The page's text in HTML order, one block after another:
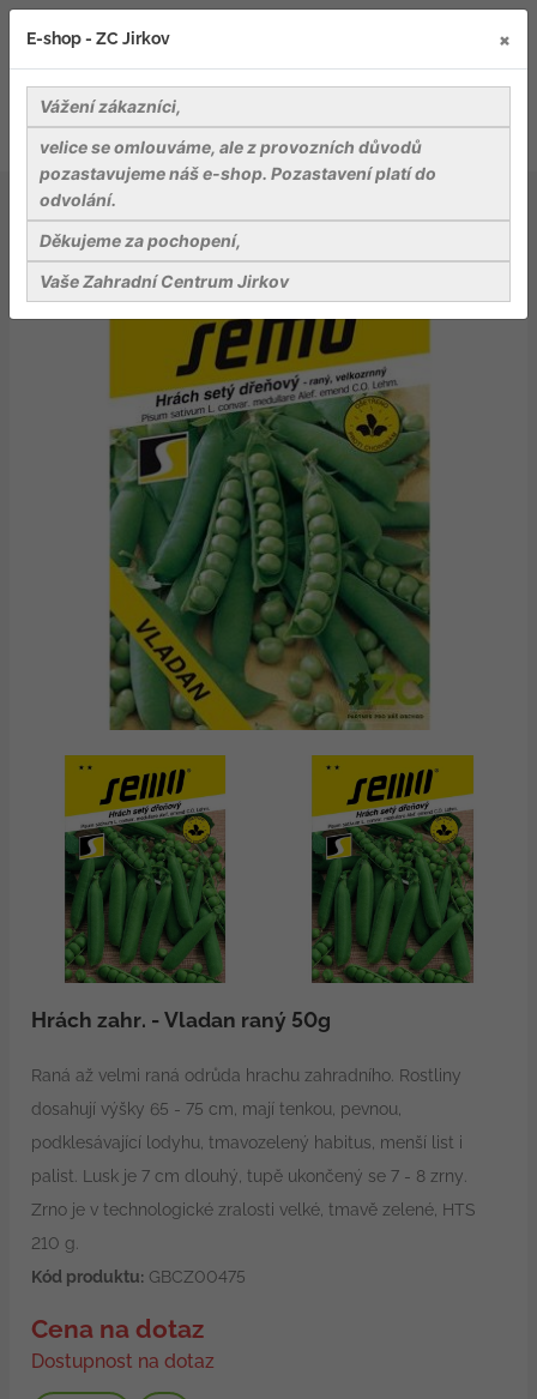
Osiva
Hrách zahr. - Vladan raný 50g
Raná až velmi raná odrůda hrachu zahradního. Rostliny
dosahují výšky 65 - 75 cm, mají tenkou, pevnou,
podklesávající lodyhu, tmavozelený habitus, menší list i
palist. Lusk je 7 cm dlouhý, tupě ukončený se 7 - 8 zrny.
Zrno je v technologické zralosti velké, tmavě zelené, HTS
210 g.
Kód produktu:GBCZ00475
Cena na dotaz
Dostupnost na dotaz
E-shop - ZC Jirkov ×
Vážení zákazníci,
velice se omlouváme, ale z provozních důvodů
pozastavujeme náš e-shop. Pozastavení platí do
odvolání.
Děkujeme za pochopení,
Vaše Zahradní Centrum Jirkov